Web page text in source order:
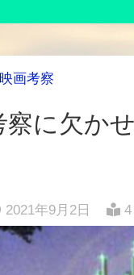
画考察
に欠か
2021年9月2日